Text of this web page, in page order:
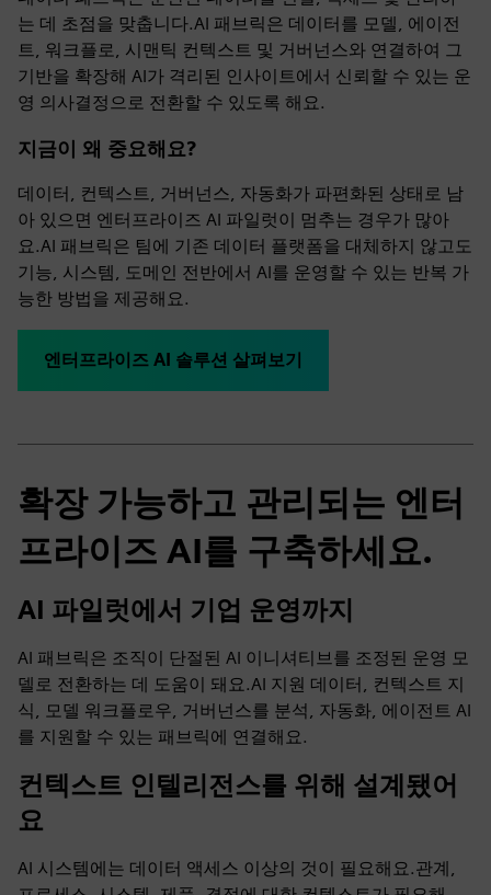
는 데 초점을 맞춥니다.AI 패브릭은 데이터를 모델, 에이전
트, 워크플로, 시맨틱 컨텍스트 및 거버넌스와 연결하여 그
기반을 확장해 AI가 격리된 인사이트에서 신뢰할 수 있는 운
영 의사결정으로 전환할 수 있도록 해요.
지금이 왜 중요해요?
데이터, 컨텍스트, 거버넌스, 자동화가 파편화된 상태로 남
아 있으면 엔터프라이즈 AI 파일럿이 멈추는 경우가 많아
요.AI 패브릭은 팀에 기존 데이터 플랫폼을 대체하지 않고도
기능, 시스템, 도메인 전반에서 AI를 운영할 수 있는 반복 가
능한 방법을 제공해요.
엔터프라이즈 AI 솔루션 살펴보기
확장 가능하고 관리되는 엔터
프라이즈 AI를 구축하세요.
AI 파일럿에서 기업 운영까지
AI 패브릭은 조직이 단절된 AI 이니셔티브를 조정된 운영 모
델로 전환하는 데 도움이 돼요.AI 지원 데이터, 컨텍스트 지
식, 모델 워크플로우, 거버넌스를 분석, 자동화, 에이전트 AI
를 지원할 수 있는 패브릭에 연결해요.
컨텍스트 인텔리전스를 위해 설계됐어
요
AI 시스템에는 데이터 액세스 이상의 것이 필요해요.관계,